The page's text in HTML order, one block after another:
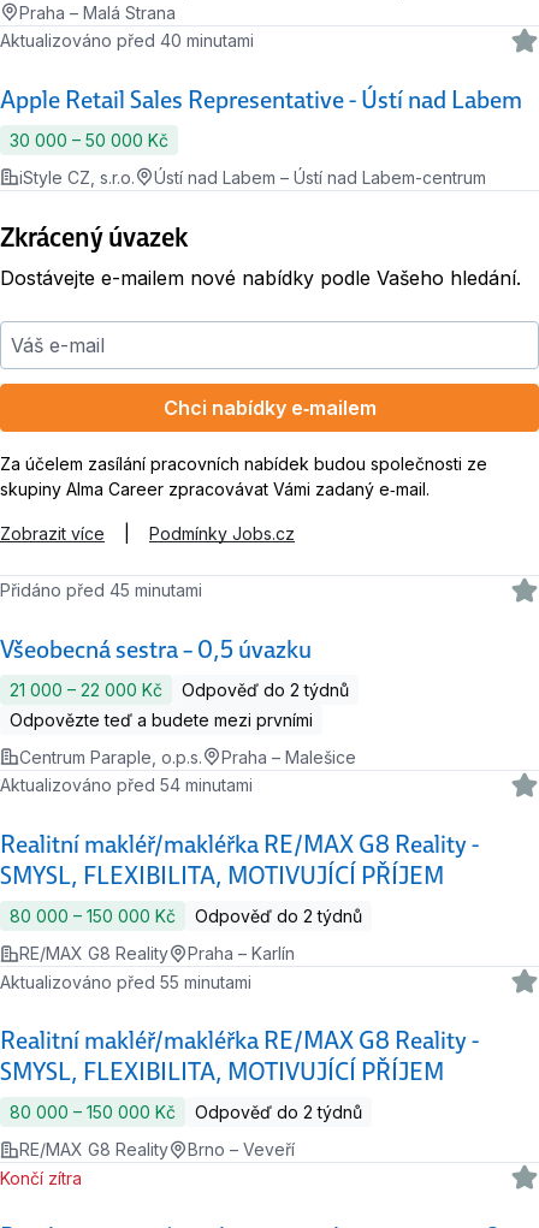
Praha – Malá Strana
Apple Retail Sales Representative - Ústí nad Labem
Aktualizováno před 40 minutami
30 000 ‍–‍ 50 000 Kč
iStyle CZ, s.r.o.
Ústí nad Labem – Ústí nad Labem-centrum
Zkrácený úvazek
Dostávejte e-mailem nové nabídky podle Vašeho hledání.
Váš e-mail
Chci nabídky e‑mailem
Za účelem zasílání pracovních nabídek budou společnosti ze
skupiny Alma Career zpracovávat Vámi zadaný e‑mail.
Zobrazit více Podmínky Jobs.cz
Všeobecná sestra – 0,5 úvazku
Přidáno před 45 minutami
21 000 ‍–‍ 22 000 Kč
Odpověď do 2 týdnů
Odpovězte teď a budete mezi prvními
Centrum Paraple, o.p.s.
Praha – Malešice
Realitní makléř/makléřka RE/MAX G8 Reality -
SMYSL, FLEXIBILITA, MOTIVUJÍCÍ PŘÍJEM
Aktualizováno před 54 minutami
80 000 ‍–‍ 150 000 Kč
Odpověď do 2 týdnů
RE/MAX G8 Reality
Praha – Karlín
Realitní makléř/makléřka RE/MAX G8 Reality -
SMYSL, FLEXIBILITA, MOTIVUJÍCÍ PŘÍJEM
Aktualizováno před 55 minutami
80 000 ‍–‍ 150 000 Kč
Odpověď do 2 týdnů
RE/MAX G8 Reality
Brno – Veveří
Končí zítra